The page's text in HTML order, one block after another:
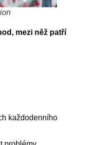
mezi něž patří
každodenního